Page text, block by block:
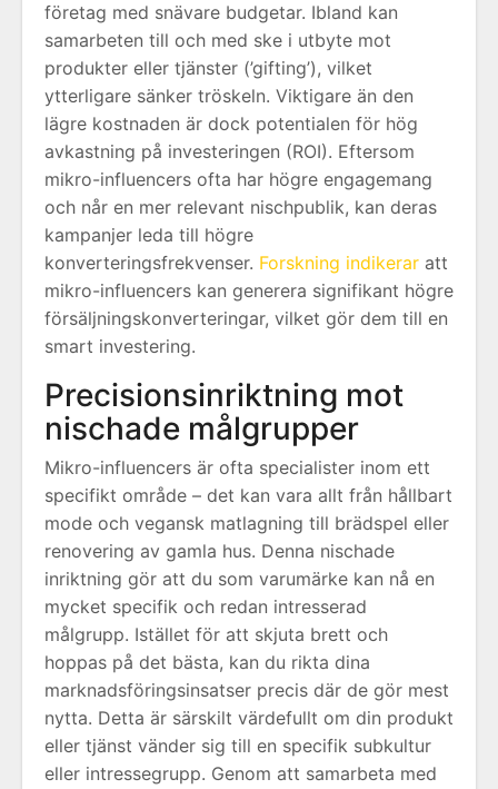
företag med snävare budgetar. Ibland kan
samarbeten till och med ske i utbyte mot
produkter eller tjänster (’gifting’), vilket
ytterligare sänker tröskeln. Viktigare än den
lägre kostnaden är dock potentialen för hög
avkastning på investeringen (ROI). Eftersom
mikro-influencers ofta har högre engagemang
och når en mer relevant nischpublik, kan deras
kampanjer leda till högre
konverteringsfrekvenser. Forskning indikerar att
mikro-influencers kan generera signifikant högre
försäljningskonverteringar, vilket gör dem till en
smart investering.
Precisionsinriktning mot
nischade målgrupper
Mikro-influencers är ofta specialister inom ett
specifikt område – det kan vara allt från hållbart
mode och vegansk matlagning till brädspel eller
renovering av gamla hus. Denna nischade
inriktning gör att du som varumärke kan nå en
mycket specifik och redan intresserad
målgrupp. Istället för att skjuta brett och
hoppas på det bästa, kan du rikta dina
marknadsföringsinsatser precis där de gör mest
nytta. Detta är särskilt värdefullt om din produkt
eller tjänst vänder sig till en specifik subkultur
eller intressegrupp. Genom att samarbeta med